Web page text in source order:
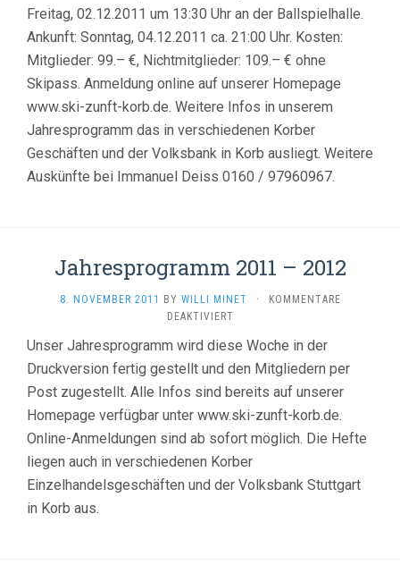
Freitag, 02.12.2011 um 13:30 Uhr an der Ballspielhalle.
Ankunft: Sonntag, 04.12.2011 ca. 21:00 Uhr. Kosten:
Mitglieder: 99.– €, Nichtmitglieder: 109.– € ohne
Skipass. Anmeldung online auf unserer Homepage
www.ski-zunft-korb.de. Weitere Infos in unserem
Jahresprogramm das in verschiedenen Korber
Geschäften und der Volksbank in Korb ausliegt. Weitere
Auskünfte bei Immanuel Deiss 0160 / 97960967.
Jahresprogramm 2011 – 2012
8. NOVEMBER 2011 BY WILLI MINET ·
KOMMENTARE
DEAKTIVIERT
2011
–
2012
Unser Jahresprogramm wird diese Woche in der
Druckversion fertig gestellt und den Mitgliedern per
Post zugestellt. Alle Infos sind bereits auf unserer
Homepage verfügbar unter www.ski-zunft-korb.de.
Online-Anmeldungen sind ab sofort möglich. Die Hefte
liegen auch in verschiedenen Korber
Einzelhandelsgeschäften und der Volksbank Stuttgart
in Korb aus.